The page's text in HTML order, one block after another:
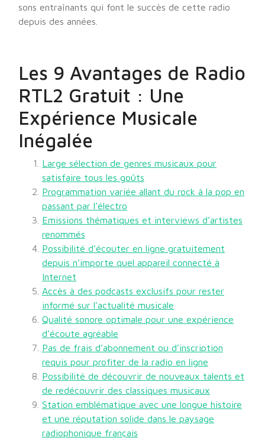
sons entraînants qui font le succès de cette radio
depuis des années.
Les 9 Avantages de Radio
RTL2 Gratuit : Une
Expérience Musicale
Inégalée
Large sélection de genres musicaux pour
satisfaire tous les goûts
Programmation variée allant du rock à la pop en
passant par l’électro
Emissions thématiques et interviews d’artistes
renommés
Possibilité d’écouter en ligne gratuitement
depuis n’importe quel appareil connecté à
Internet
Accès à des podcasts exclusifs pour rester
informé sur l’actualité musicale
Qualité sonore optimale pour une expérience
d’écoute agréable
Pas de frais d’abonnement ou d’inscription
requis pour profiter de la radio en ligne
Possibilité de découvrir de nouveaux talents et
de redécouvrir des classiques musicaux
Station emblématique avec une longue histoire
et une réputation solide dans le paysage
radiophonique français